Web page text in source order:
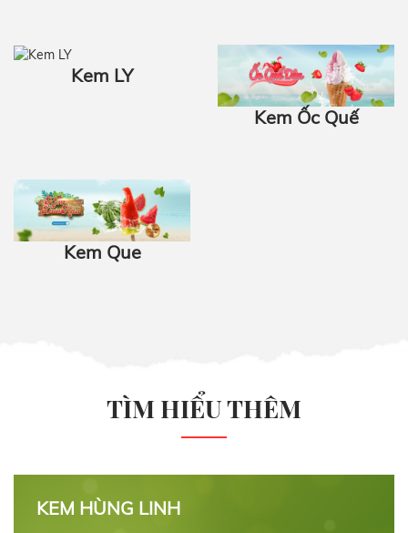
Kem‎‎‎‎ LY
Kem Ốc Quế
Kem Que
TÌM HIỂU THÊM
KEM HÙNG LINH